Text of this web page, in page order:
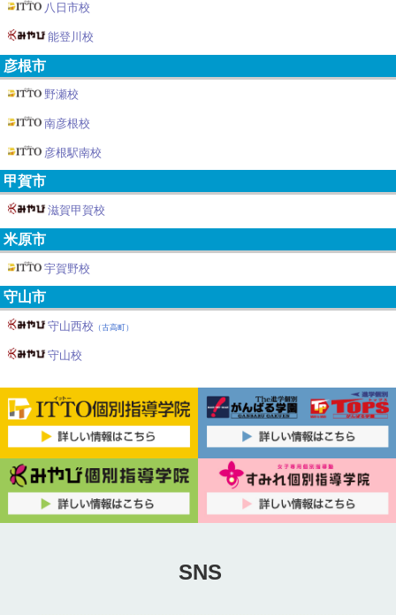
八日市校
能登川校
彦根市
野瀬校
南彦根校
彦根駅南校
甲賀市
滋賀甲賀校
米原市
宇賀野校
守山市
守山西校 （古高町）
守山校
SNS